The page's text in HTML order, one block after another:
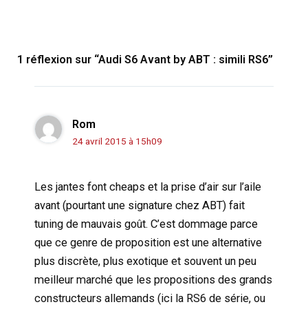
1 réflexion sur “Audi S6 Avant by ABT : simili RS6”
Rom
24 avril 2015 à 15h09
Les jantes font cheaps et la prise d’air sur l’aile
avant (pourtant une signature chez ABT) fait
tuning de mauvais goût. C’est dommage parce
que ce genre de proposition est une alternative
plus discrète, plus exotique et souvent un peu
meilleur marché que les propositions des grands
constructeurs allemands (ici la RS6 de série, ou